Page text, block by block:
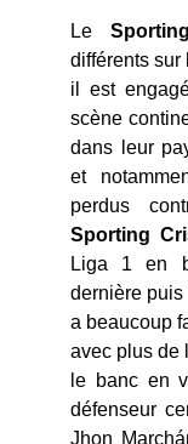
Le
différents sur
il est
scène
dans leur
et
perdus
Sporting
Liga 1 en
dernière puis
a beaucoup
avec plus de
le banc en
défenseur
Jhon